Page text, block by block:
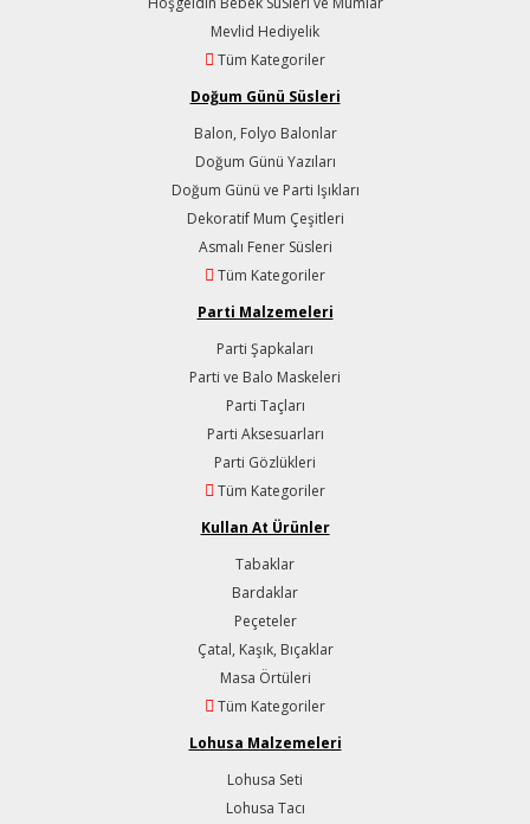
Mevlid Hediyelik
Tüm Kategoriler
Doğum Günü Süsleri
Balon, Folyo Balonlar
Doğum Günü Yazıları
Doğum Günü ve Parti Işıkları
Dekoratif Mum Çeşitleri
Asmalı Fener Süsleri
Tüm Kategoriler
Parti Malzemeleri
Parti Şapkaları
Parti ve Balo Maskeleri
Parti Taçları
Parti Aksesuarları
Parti Gözlükleri
Tüm Kategoriler
Kullan At Ürünler
Tabaklar
Bardaklar
Peçeteler
Çatal, Kaşık, Bıçaklar
Masa Örtüleri
Tüm Kategoriler
Lohusa Malzemeleri
Lohusa Seti
Lohusa Tacı